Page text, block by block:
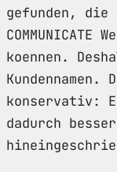
gefunden,
koennen.
konservativ:
dadurch